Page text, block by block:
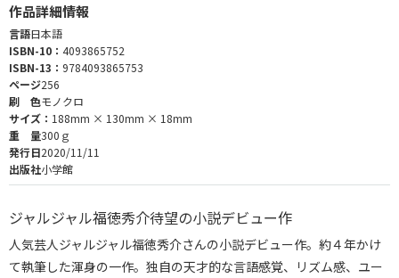
作品詳細情報
言語日本語
ISBN-10： 4093865752
ISBN-13： 9784093865753
ページ256
刷 色モノクロ
サイズ： 188mm × 130mm × 18mm
重 量300ｇ
発行日2020/11/11
出版社小学館
ジャルジャル福徳秀介待望の小説デビュー作
人気芸人ジャルジャル福徳秀介さんの小説デビュー作。約４年かけ
て執筆した渾身の一作。独自の天才的な言語感覚、リズム感、ユー